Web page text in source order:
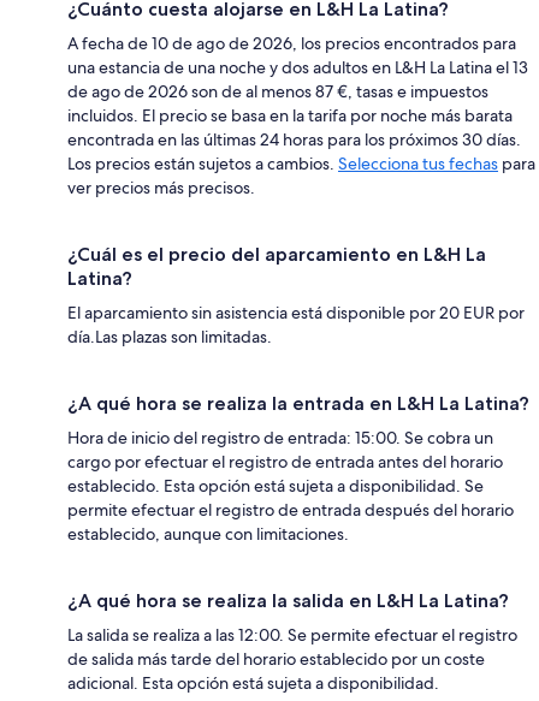
¿Cuánto cuesta alojarse en L&H La Latina?
A fecha de 10 de ago de 2026, los precios encontrados para
una estancia de una noche y dos adultos en L&H La Latina el 13
de ago de 2026 son de al menos 87 €, tasas e impuestos
incluidos. El precio se basa en la tarifa por noche más barata
encontrada en las últimas 24 horas para los próximos 30 días.
Los precios están sujetos a cambios. Selecciona tus fechas para
ver precios más precisos.
¿Cuál es el precio del aparcamiento en L&H La
Latina?
El aparcamiento sin asistencia está disponible por 20 EUR por
día.Las plazas son limitadas.
¿A qué hora se realiza la entrada en L&H La Latina?
Hora de inicio del registro de entrada: 15:00. Se cobra un
cargo por efectuar el registro de entrada antes del horario
establecido. Esta opción está sujeta a disponibilidad. Se
permite efectuar el registro de entrada después del horario
establecido, aunque con limitaciones.
¿A qué hora se realiza la salida en L&H La Latina?
La salida se realiza a las 12:00. Se permite efectuar el registro
de salida más tarde del horario establecido por un coste
adicional. Esta opción está sujeta a disponibilidad.